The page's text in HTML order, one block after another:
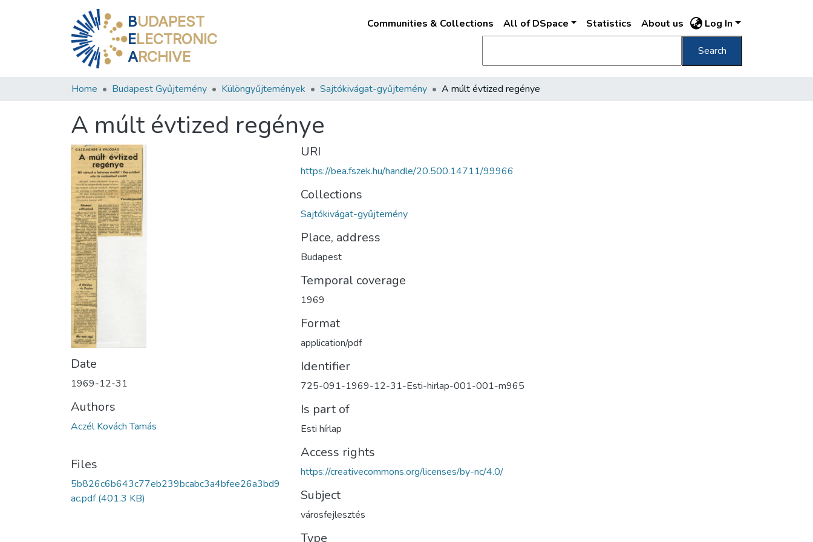
BUDAPEST
ELECTRONIC
ARCHIVE
Communities & Collections All of DSpace Statistics About us Log In
Search
Home Budapest Gyűjtemény Különgyűjtemények Sajtókivágat-gyűjtemény A múlt évtized regénye
A múlt évtized regénye
Date
1969-12-31
Authors
Aczél Kovách Tamás
Files
5b826c6b643c77eb239bcabc3a4bfee26a3bd9
ac.pdf(401.3 KB)
URI
https://bea.fszek.hu/handle/20.500.14711/99966
Collections
Sajtókivágat-gyűjtemény
Place, address
Budapest
Temporal coverage
1969
Format
application/pdf
Identifier
725-091-1969-12-31-Esti-hirlap-001-001-m965
Is part of
Esti hírlap
Access rights
https://creativecommons.org/licenses/by-nc/4.0/
Subject
városfejlesztés
Type